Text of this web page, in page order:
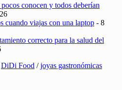
conocen y todos deberían
cuando viajas con una laptop - 8
correcto para la salud del
DiDi Food /joyas gastronómicas